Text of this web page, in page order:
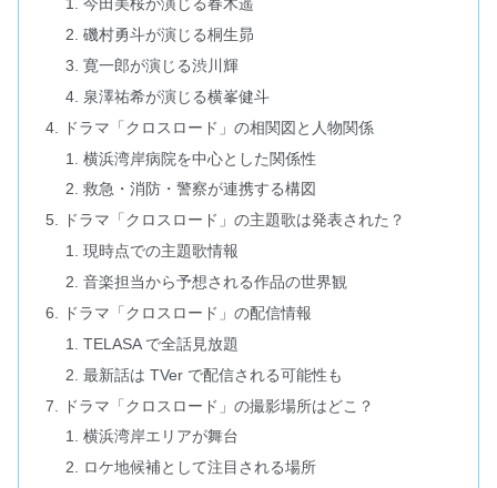
磯村勇斗が演じる桐生昴
寛一郎が演じる渋川輝
泉澤祐希が演じる横峯健斗
ドラマ「クロスロード」の相関図と人物関係
横浜湾岸病院を中心とした関係性
救急・消防・警察が連携する構図
ドラマ「クロスロード」の主題歌は発表された？
現時点での主題歌情報
音楽担当から予想される作品の世界観
ドラマ「クロスロード」の配信情報
TELASA で全話見放題
最新話は TVer で配信される可能性も
ドラマ「クロスロード」の撮影場所はどこ？
横浜湾岸エリアが舞台
ロケ地候補として注目される場所